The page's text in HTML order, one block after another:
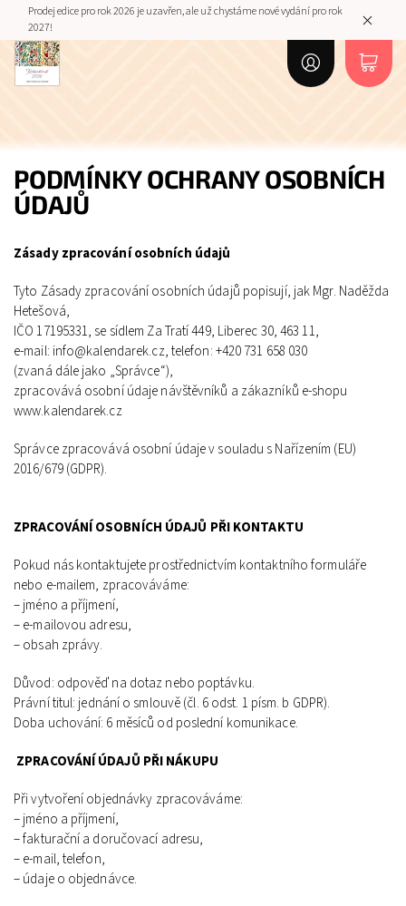
Prodej edice pro rok 2026 je uzavřen, ale už chystáme nové vydání pro rok
2027!
PODMÍNKY OCHRANY OSOBNÍCH
ÚDAJŮ
Zásady zpracování osobních údajů
Tyto Zásady zpracování osobních údajů popisují, jak Mgr. Naděžda
Hetešová,
IČO 17195331, se sídlem Za Tratí 449, Liberec 30, 463 11,
e-mail: info@kalendarek.cz, telefon: +420 731 658 030
(zvaná dále jako „Správce“),
zpracovává osobní údaje návštěvníků a zákazníků e‑shopu
www.kalendarek.cz
Správce zpracovává osobní údaje v souladu s Nařízením (EU)
2016/679 (GDPR).
ZPRACOVÁNÍ OSOBNÍCH ÚDAJŮ PŘI KONTAKTU
Pokud nás kontaktujete prostřednictvím kontaktního formuláře
nebo e‑mailem, zpracováváme:
– jméno a příjmení,
– e‑mailovou adresu,
– obsah zprávy.
Důvod: odpověď na dotaz nebo poptávku.
Právní titul: jednání o smlouvě (čl. 6 odst. 1 písm. b GDPR).
Doba uchování: 6 měsíců od poslední komunikace.
ZPRACOVÁNÍ ÚDAJŮ PŘI NÁKUPU
Při vytvoření objednávky zpracováváme:
– jméno a příjmení,
– fakturační a doručovací adresu,
– e‑mail, telefon,
– údaje o objednávce.